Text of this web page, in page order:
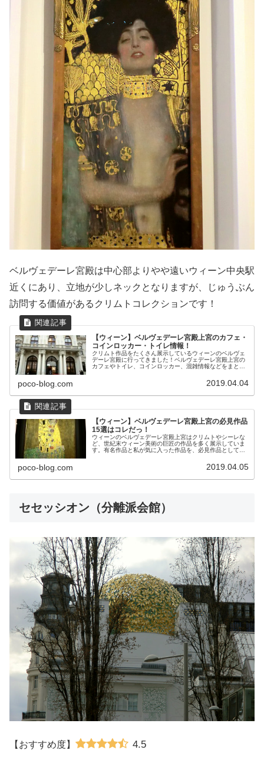
ベルヴェデーレ宮殿は中心部よりやや遠いウィーン中央駅
近くにあり、立地が少しネックとなりますが、じゅうぶん
訪問する価値があるクリムトコレクションです！
【ウィーン】ベルヴェデーレ宮殿上宮のカフェ・
コインロッカー・トイレ情報！
クリムト作品をたくさん展示しているウィーンのベルヴェ
デーレ宮殿に行ってきました！ベルヴェデーレ宮殿上宮の
カフェやトイレ、コインロッカー、混雑情報などをまとめ
poco-blog.com 2019.04.04
【ウィーン】ベルヴェデーレ宮殿上宮の必見作品
15選はコレだっ！
ウィーンのベルヴェデーレ宮殿上宮はクリムトやシーレな
ど、世紀末ウィーン美術の巨匠の作品を多く展示していま
す。有名作品と私が気に入った作品を、必見作品として15
poco-blog.com 2019.04.05
セセッシオン（分離派会館）
【おすすめ度】 4.5